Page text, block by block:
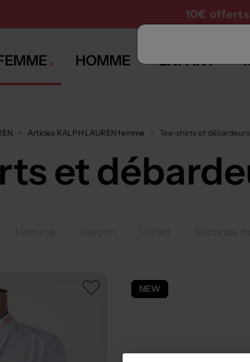
10€
HOMME ENFANT
Articles RALPH LAUREN femme Tee-shirts et
et
NEW